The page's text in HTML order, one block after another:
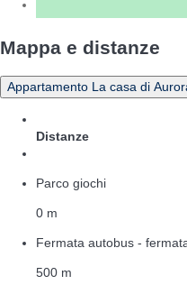
Mappa e distanze
Appartamento La casa di
Distanze
Parco giochi
0 m
Fermata autobus -
500 m